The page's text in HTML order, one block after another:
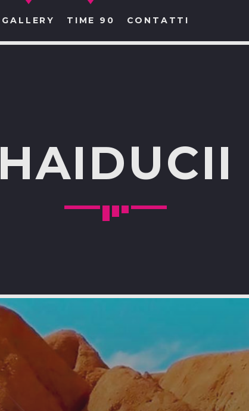
GALLERY TIME 90 CONTATTI
HAIDUCII